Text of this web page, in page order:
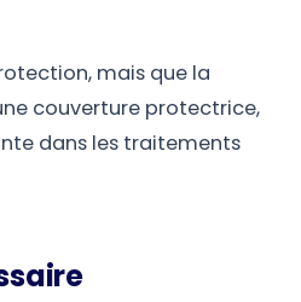
mais que la
couverture protectrice,
dans les traitements